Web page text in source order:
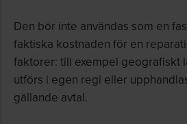
Den bör inte användas som en
faktiska kostnaden för en
faktorer: till exempel geografiskt
utförs i egen regi eller
gällande avtal.